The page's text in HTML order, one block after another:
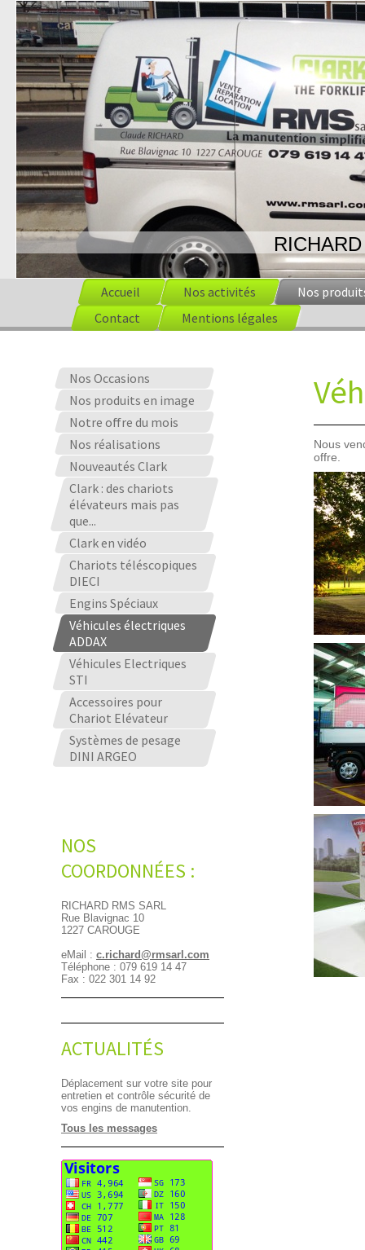
Accueil Nos activités
Nos
Contact
Mentions légales
Nos Occasions
Nos produits en image
Notre offre du mois
Nos réalisations
Nouveautés Clark
Clark : des chariots
élévateurs mais pas
que...
Clark en vidéo
Chariots téléscopiques
DIECI
Engins Spéciaux
Véhicules électriques
ADDAX
Véhicules Electriques
STI
Accessoires pour
Chariot Elévateur
Systèmes de pesage
DINI ARGEO
NOS
COORDONNÉES :
RICHARD RMS SARL
Rue Blavignac 10
1227 CAROUGE
eMail : c.richard@rmsarl.com
Téléphone : 079 619 14 47
Fax : 022 301 14 92
ACTUALITÉS
Déplacement sur votre site pour
entretien et contrôle sécurité de
vos engins de manutention.
Tous les messages
Nous
offre.